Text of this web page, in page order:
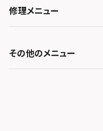
スマホスピタル テルル
スマホスピタル テル
スマホスピタル テル
スマホスピタル テル
スマホスピタル名古屋
スマホスピタル 大府
スマホスピタル 西枇杷
スマホスピタル難波
スマホスピタルイオン
スマホスピタル西条
スマホスピタル福岡
スマホスピタル熊本下
スマホスピタル
お知らせ
修理メニュー
iPhone修理メニュー
その他のメニュー